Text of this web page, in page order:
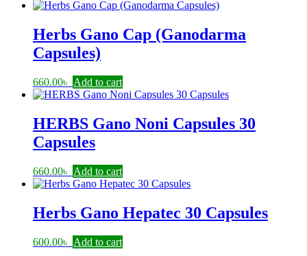
Herbs Gano Cap (Ganodarma
Capsules)
660.00৳ Add to cart
HERBS Gano Noni Capsules 30
Capsules
660.00৳ Add to cart
Herbs Gano Hepatec 30 Capsules
600.00৳ Add to cart